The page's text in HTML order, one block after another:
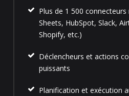
Plus de 1 500
Sheets, HubSpot, Slack,
Shopify, etc.)
Déclencheurs et actions
puissants
Planification et exécution